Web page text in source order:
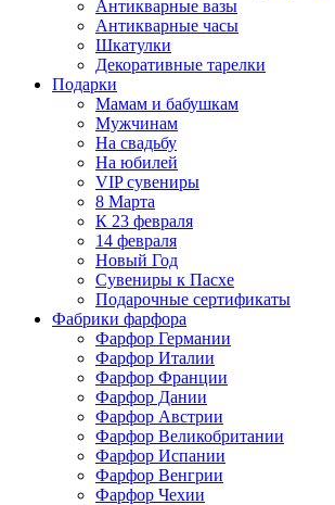
Антикварные вазы
Антикварные часы
Шкатулки
Декоративные тарелки
Подарки
Мамам и бабушкам
Мужчинам
На свадьбу
На юбилей
VIP сувениры
8 Марта
К 23 февраля
14 февраля
Новый Год
Сувениры к Пасхе
Подарочные сертификаты
Фабрики фарфора
Фарфор Германии
Фарфор Италии
Фарфор Франции
Фарфор Дании
Фарфор Австрии
Фарфор Великобритании
Фарфор Испании
Фарфор Венгрии
Фарфор Чехии